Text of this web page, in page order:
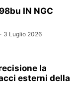
IN NGC
3 Luglio 2026
la
esterni della